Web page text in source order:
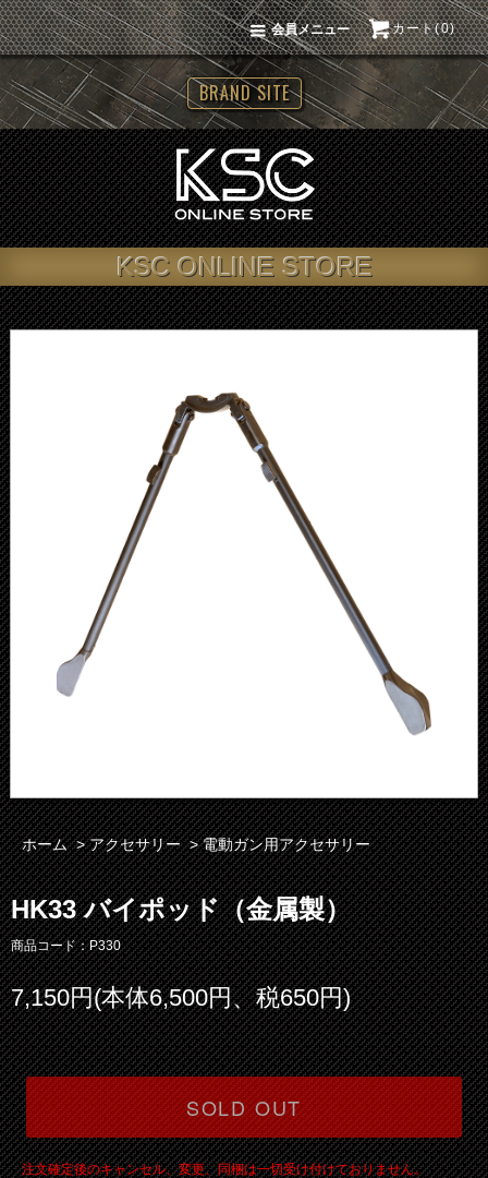
カート(0)
会員メニュー
BRAND SITE
KSC ONLINE STORE
ホーム >アクセサリー >電動ガン用アクセサリー
HK33 バイポッド（金属製）
商品コード：P330
7,150円(本体6,500円、税650円)
SOLD OUT
注文確定後のキャンセル、変更、同梱は一切受け付けておりません。